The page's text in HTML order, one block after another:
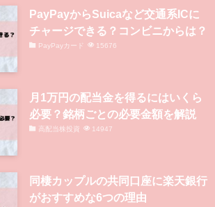
PayPayからSuicaなど交通系ICに
チャージできる？コンビニからは？
PayPayカード 15676
月1万円の配当金を得るにはいくら
必要？銘柄ごとの必要金額を解説
高配当株投資 14947
同棲カップルの共同口座に楽天銀行
がおすすめな6つの理由